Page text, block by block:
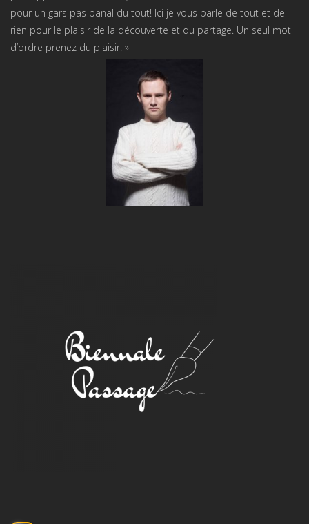
pour un gars pas banal du tout! Ici je vous parle de tout et de
rien pour le plaisir de la découverte et du partage. Un seul mot
d’ordre prenez du plaisir. »